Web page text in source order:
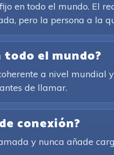
en todo el mundo. El
pero la persona a la
todo el mundo?
a nivel
de llamar.
conexión?
y nunca añade